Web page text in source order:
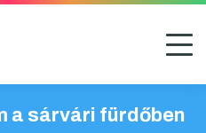
a sárvári fürdőben